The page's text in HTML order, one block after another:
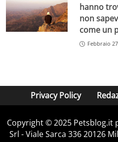
hanno
non
come un
Febbraio
Privacy Policy
Copyright © 2025 Petsblog.it
Srl - Viale Sarca 336 20126